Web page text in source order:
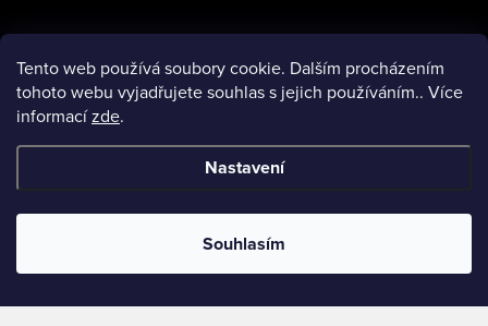
Tento web používá soubory cookie. Dalším procházením
tohoto webu vyjadřujete souhlas s jejich používáním.. Více
informacízde.
Nastavení
Souhlasím
Přijímáme online platby
TomášBederkaFoto